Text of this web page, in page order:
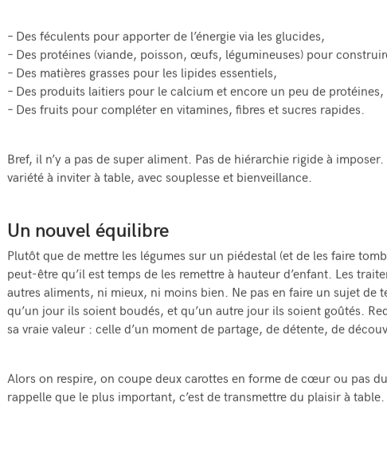
– Des féculents pour apporter de l’énergie via les glucides,
– Des protéines (viande, poisson, œufs, légumineuses) pour
– Des matières grasses pour les lipides essentiels,
– Des produits laitiers pour le calcium et encore un peu de protéines,
– Des fruits pour compléter en vitamines, fibres et sucres rapides.
Bref, il n’y a pas de super aliment. Pas de hiérarchie rigide à
variété à inviter à table, avec souplesse et bienveillance.
Un nouvel équilibre
Plutôt que de mettre les légumes sur un piédestal (et de les faire
peut-être qu’il est temps de les remettre à hauteur d’enfant. Les
autres aliments, ni mieux, ni moins bien. Ne pas en faire un sujet de
qu’un jour ils soient boudés, et qu’un autre jour ils soient goûtés.
sa vraie valeur : celle d’un moment de partage, de détente, de
Alors on respire, on coupe deux carottes en forme de cœur ou pas
rappelle que le plus important, c’est de transmettre du plaisir à table.